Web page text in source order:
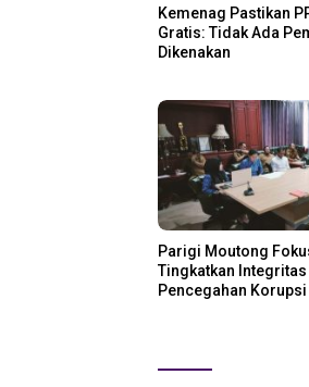
Kemenag Pastikan
Gratis: Tidak Ada
Dikenakan
Parigi Moutong
Tingkatkan Integritas
Pencegahan Korupsi